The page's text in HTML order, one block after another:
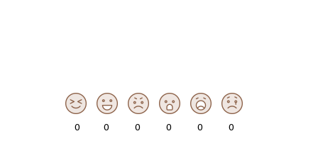
0 0 0 0 0 0